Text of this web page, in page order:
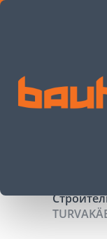
TURVAKÄEPIDE